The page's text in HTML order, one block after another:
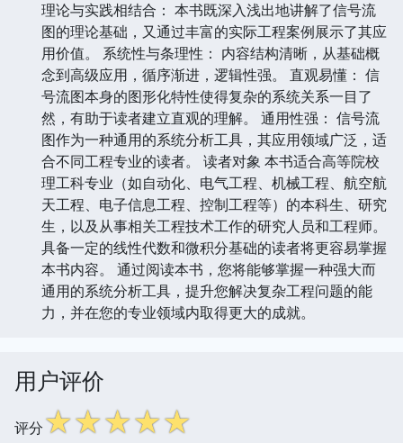
理论与实践相结合： 本书既深入浅出地讲解了信号流
图的理论基础，又通过丰富的实际工程案例展示了其应
用价值。 系统性与条理性： 内容结构清晰，从基础概
念到高级应用，循序渐进，逻辑性强。 直观易懂： 信
号流图本身的图形化特性使得复杂的系统关系一目了
然，有助于读者建立直观的理解。 通用性强： 信号流
图作为一种通用的系统分析工具，其应用领域广泛，适
合不同工程专业的读者。 读者对象 本书适合高等院校
理工科专业（如自动化、电气工程、机械工程、航空航
天工程、电子信息工程、控制工程等）的本科生、研究
生，以及从事相关工程技术工作的研究人员和工程师。
具备一定的线性代数和微积分基础的读者将更容易掌握
本书内容。 通过阅读本书，您将能够掌握一种强大而
通用的系统分析工具，提升您解决复杂工程问题的能
力，并在您的专业领域内取得更大的成就。
用户评价
评分☆☆☆☆☆